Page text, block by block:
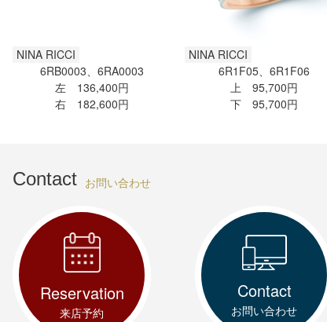
NINA RICCI
6RB0003、6RA0003
左 136,400円
右 182,600円
NINA RICCI
6R1F05、6R1F06
上 95,700円
下 95,700円
Contact お問い合わせ
Reservation
来店予約
Contact
お問い合わせ